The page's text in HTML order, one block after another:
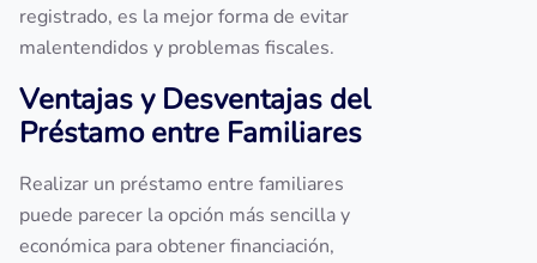
registrado, es la mejor forma de evitar
malentendidos y problemas fiscales.
Ventajas y Desventajas del
Préstamo entre Familiares
Realizar un préstamo entre familiares
puede parecer la opción más sencilla y
económica para obtener financiación,